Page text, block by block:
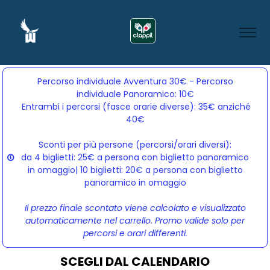
Percorso individuale Avventura 30€ - Percorso
individuale Panoramico: 10€
Entrambi i percorsi (fasce orarie diverse): 35€ anziché
40€
Sconti per più persone (percorsi/orari diversi):
da 4 biglietti: 25€ a persona con biglietto panoramico
in omaggio| 10 biglietti: 20€ a persona con biglietto
panoramico in omaggio
Il prezzo finale scontato viene calcolato e visualizzato
automaticamente nel carrello. Promo valide solo per
percorsi e orari differenti.
SCEGLI DAL CALENDARIO